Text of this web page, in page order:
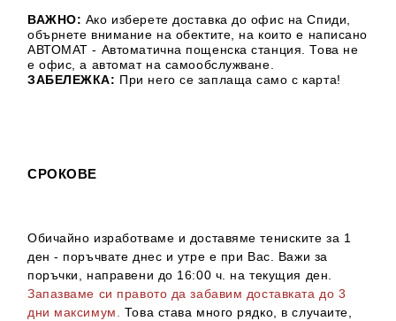
ВАЖНО: Ако изберете доставка до офис на Спиди,
обърнете внимание на обектите, на които е написано
АВТОМАТ - Автоматична пощенска станция. Това не
е офис, а автомат на самообслужване.
ЗАБЕЛЕЖКА: При него се заплаща само с карта!
СРОКОВЕ
Обичайно изработваме и доставяме тениските за 1
ден - поръчвате днес и утре е при Вас. Важи за
поръчки, направени до 16:00 ч. на текущия ден.
Запазваме си правото да забавим доставката до 3
дни максимум.
Това става много рядко, в случаите,